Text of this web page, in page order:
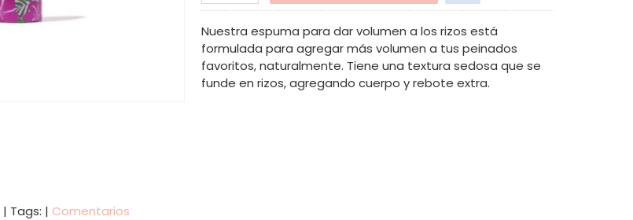
Nuestra espuma para dar volumen a los rizos está
formulada para agregar más volumen a tus peinados
favoritos, naturalmente. Tiene una textura sedosa que se
funde en rizos, agregando cuerpo y rebote extra.
| Tags: | Comentarios